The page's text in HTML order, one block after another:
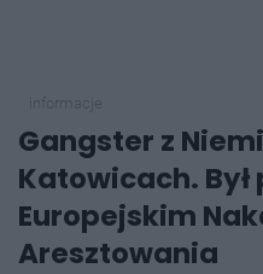
Gangster z
Katowicach.
Europejskim
Aresztowania